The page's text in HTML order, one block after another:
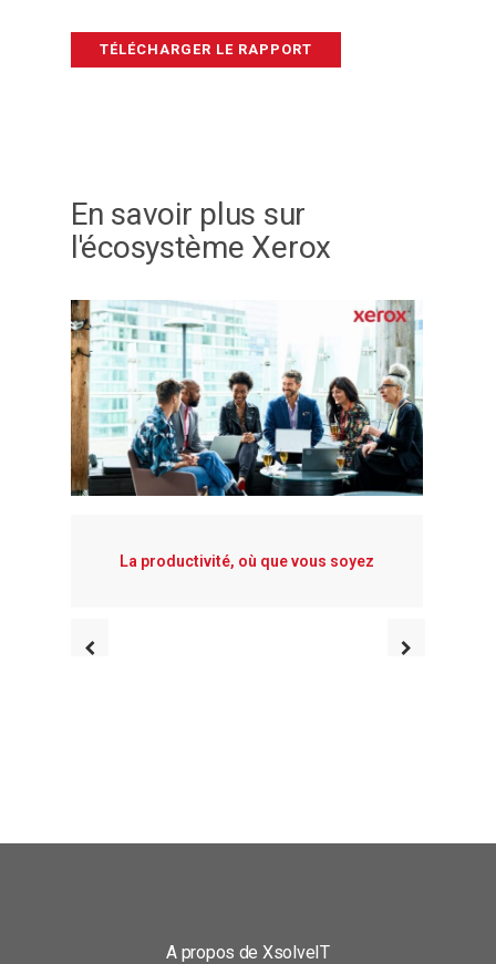
TÉLÉCHARGER LE RAPPORT
En savoir plus sur
l'écosystème Xerox
Xerox® PrimeLink® C9200 Series
A propos de XsolveIT